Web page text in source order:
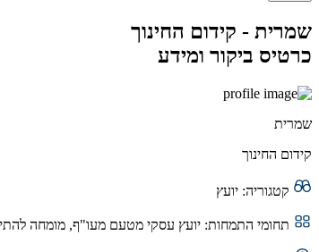
שמרית - קידום החינוך
כרטיס ביקור ומידע
שמרית
קידום החינוך
קטגוריה: יועץ
תחומי התמחות: יועץ עסקי מטעם מעו"ף, מומחה